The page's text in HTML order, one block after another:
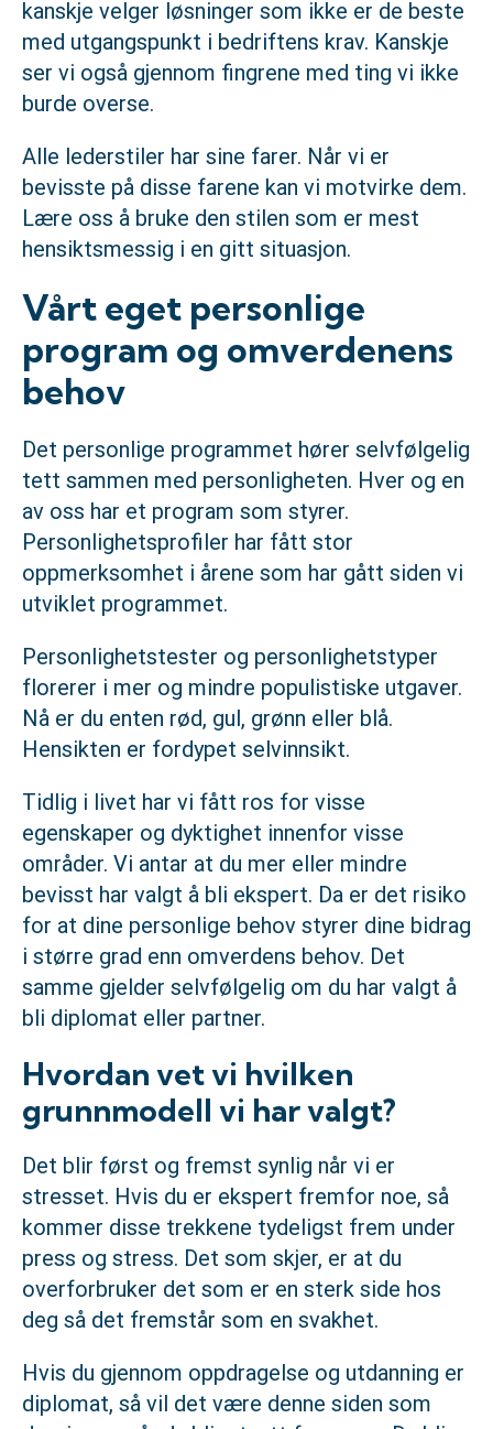
kanskje velger løsninger som ikke er de beste
med utgangspunkt i bedriftens krav. Kanskje
ser vi også gjennom fingrene med ting vi ikke
burde overse.
Alle lederstiler har sine farer. Når vi er
bevisste på disse farene kan vi motvirke dem.
Lære oss å bruke den stilen som er mest
hensiktsmessig i en gitt situasjon.
Vårt eget personlige
program og omverdenens
behov
Det personlige programmet hører selvfølgelig
tett sammen med personligheten. Hver og en
av oss har et program som styrer.
Personlighetsprofiler har fått stor
oppmerksomhet i årene som har gått siden vi
utviklet programmet.
Personlighetstester og personlighetstyper
florerer i mer og mindre populistiske utgaver.
Nå er du enten rød, gul, grønn eller blå.
Hensikten er fordypet selvinnsikt.
Tidlig i livet har vi fått ros for visse
egenskaper og dyktighet innenfor visse
områder. Vi antar at du mer eller mindre
bevisst har valgt å bli ekspert. Da er det risiko
for at dine personlige behov styrer dine bidrag
i større grad enn omverdens behov. Det
samme gjelder selvfølgelig om du har valgt å
bli diplomat eller partner.
Hvordan vet vi hvilken
grunnmodell vi har valgt?
Det blir først og fremst synlig når vi er
stresset. Hvis du er ekspert fremfor noe, så
kommer disse trekkene tydeligst frem under
press og stress. Det som skjer, er at du
overforbruker det som er en sterk side hos
deg så det fremstår som en svakhet.
Hvis du gjennom oppdragelse og utdanning er
diplomat, så vil det være denne siden som